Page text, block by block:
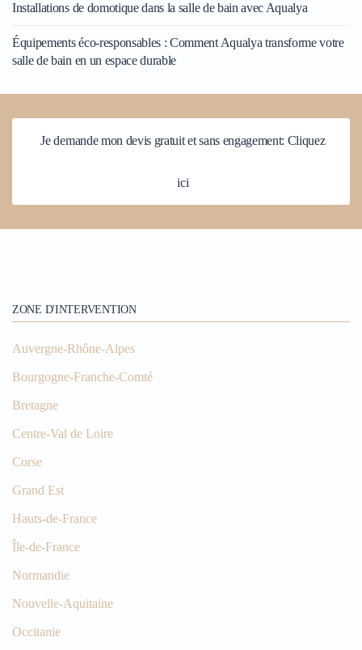
Installations de domotique dans la salle de bain avec Aqualya
Équipements éco-responsables : Comment Aqualya transforme votre
salle de bain en un espace durable
Je demande mon devis gratuit et sans engagement: Cliquez
ici
ZONE D'INTERVENTION
Auvergne-Rhône-Alpes
Bourgogne-Franche-Comté
Bretagne
Centre-Val de Loire
Corse
Grand Est
Hauts-de-France
Île-de-France
Normandie
Nouvelle-Aquitaine
Occitanie